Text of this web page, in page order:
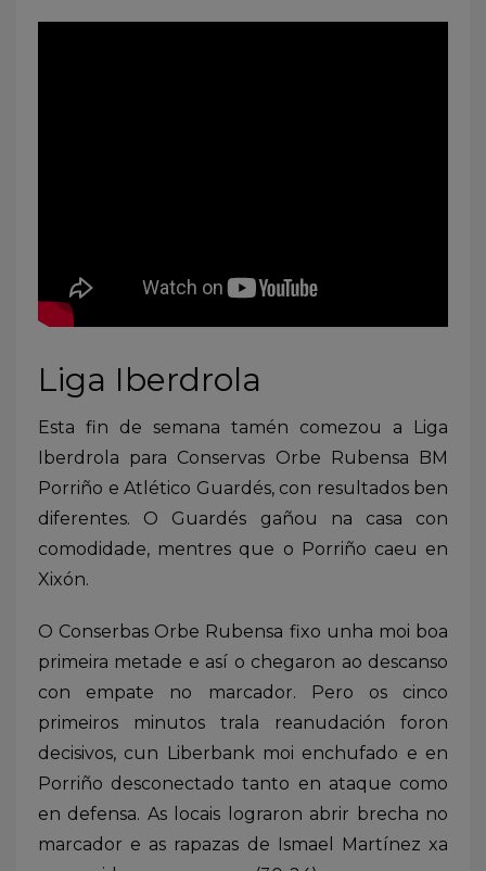
Liga Iberdrola
Esta fin de semana tamén comezou a Liga
Iberdrola para Conservas Orbe Rubensa BM
Porriño e Atlético Guardés, con resultados ben
diferentes. O Guardés gañou na casa con
comodidade, mentres que o Porriño caeu en
Xixón.
O Conserbas Orbe Rubensa fixo unha moi boa
primeira metade e así o chegaron ao descanso
con empate no marcador. Pero os cinco
primeiros minutos trala reanudación foron
decisivos, cun Liberbank moi enchufado e en
Porriño desconectado tanto en ataque como
en defensa. As locais lograron abrir brecha no
marcador e as rapazas de Ismael Martínez xa